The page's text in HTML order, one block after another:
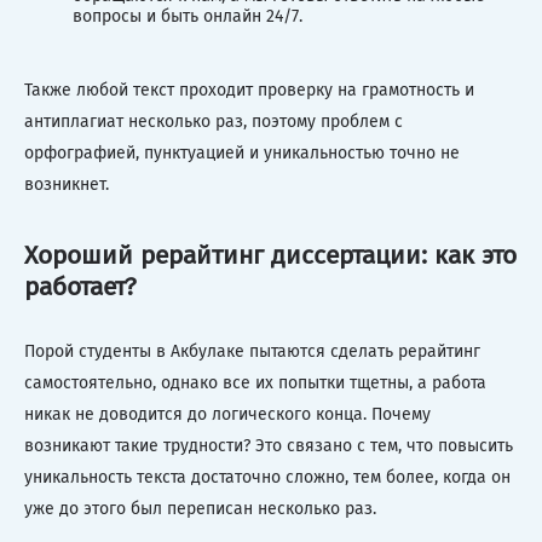
вопросы и быть онлайн 24/7.
Также любой текст проходит проверку на грамотность и
антиплагиат несколько раз, поэтому проблем с
орфографией, пунктуацией и уникальностью точно не
возникнет.
Хороший рерайтинг диссертации: как это
работает?
Порой студенты в Акбулаке пытаются сделать рерайтинг
самостоятельно, однако все их попытки тщетны, а работа
никак не доводится до логического конца. Почему
возникают такие трудности? Это связано с тем, что повысить
уникальность текста достаточно сложно, тем более, когда он
уже до этого был переписан несколько раз.